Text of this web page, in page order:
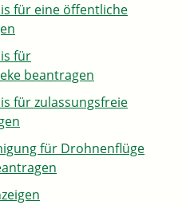
für eine öffentliche
für
beantragen
für zulassungsfreie
für Drohnenflüge